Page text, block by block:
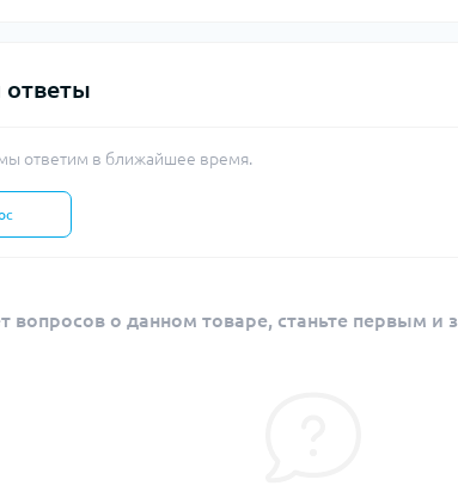
ответим в ближайшее время.
вопросов о данном товаре, станьте первым и